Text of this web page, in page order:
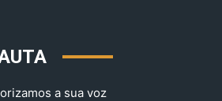
a sua voz